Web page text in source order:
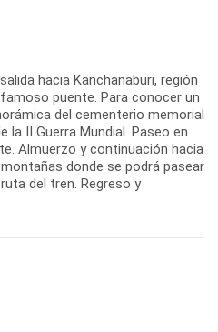
hacia Kanchanaburi, región
puente. Para conocer un
del cementerio memorial
la II Guerra Mundial. Paseo en
Almuerzo y continuación hacia
donde se podrá pasear
del tren. Regreso y